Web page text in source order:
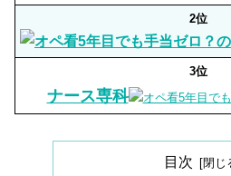
2位
3位
ナース専科
目次